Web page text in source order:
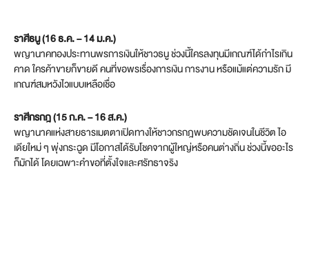
ราศีธนู (16 ธ.ค. – 14 ม.ค.)
พญานาคทองประทานพรการเงินให้ชาวธนู ช่วงนี้ใครลงทุนมีเกณฑ์ได้กำไรเกิน
คาด ใครค้าขายก็ขายดี คนที่ขอพรเรื่องการเงิน การงาน หรือแม้แต่ความรัก มี
เกณฑ์สมหวังไวแบบเหลือเชื่อ
ราศีกรกฎ (15 ก.ค. – 16 ส.ค.)
พญานาคแห่งสายธารเมตตาเปิดทางให้ชาวกรกฎพบความชัดเจนในชีวิต ไอ
เดียใหม่ ๆ พุ่งกระฉูด มีโอกาสได้รับโชคจากผู้ใหญ่หรือคนต่างถิ่น ช่วงนี้ขออะไร
ก็มักได้ โดยเฉพาะคำขอที่ตั้งใจและศรัทธาจริง